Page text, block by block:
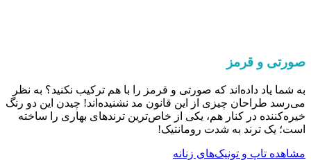
صورتی و قرمز
به شما یاد داده‌اند که صورتی و قرمز را با هم ترکیب نکنید؟ به نظر
می‌رسد طراحان چیزی از این قانون مد نشنیده‌اند! چیدن این دو رنگ
خیره‌کننده در کنار هم، یکی از خاص‌ترین ترندهای بهاری را ساخته
است؛ یک ترند به شدت رومانتیک!
مشاهده تاپ و تونیک‌های زنانه